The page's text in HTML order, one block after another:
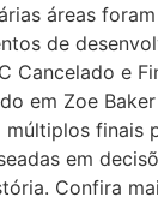
áreas
de
Cancelado e
em Zoe
finais
em
Confira